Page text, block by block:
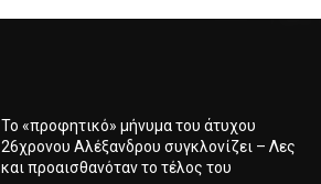
Το «προφητικό» μήνυμα του άτυχου
26χρονου Αλέξανδρου συγκλονίζει – Λες
και προαισθανόταν το τέλος του